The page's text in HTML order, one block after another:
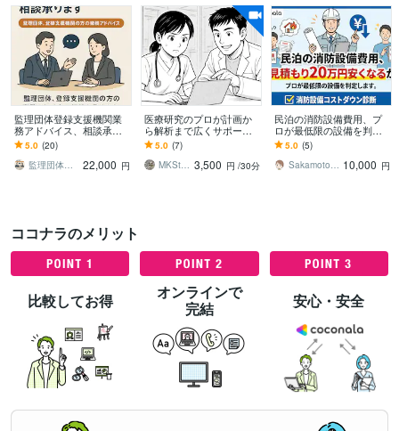
監理団体登録支援機関業
務アドバイス、相談承り
ます 監理団体、登録支援
機関の方の業務アドバイ
ス、相談対応
5.0 (20)
監理団体登録支援機関業務サポート
22,000 円
医療研究のプロが計画か
ら解析まで広くサポート
します 医療現場で働く皆
さまの研究を、豊富な経
験と知識で支援します。
5.0 (7)
MKStatAd 3,500 円 /30分
民泊の消防設備費用、プ
ロが最低限の設備を判定
します その見積もり20万
円安くなるかも？消防設
備コストダウン診断
5.0 (5)
Sakamoto0818 10,000 円
ココナラのメリット
比較してお得
オンラインで
完結
安心・安全